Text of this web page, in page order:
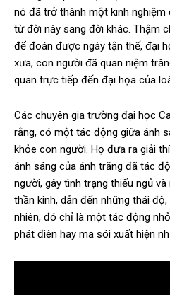
nó đã trở thành một kinh nghiệm
từ đời này sang đời khác. Thậm
để đoán được ngày tận thế, đại
xưa, con người đã quan niệm
quan trực tiếp đến đại họa của
Các chuyên gia trường đại học
rằng, có một tác động giữa ánh
khỏe con người. Họ đưa ra giải
ánh sáng của ánh trăng đã tác
người, gây tình trạng thiếu ngủ
thần kinh, dẫn đến những thái
nhiên, đó chỉ là một tác động
phát điên hay ma sói xuất hiện